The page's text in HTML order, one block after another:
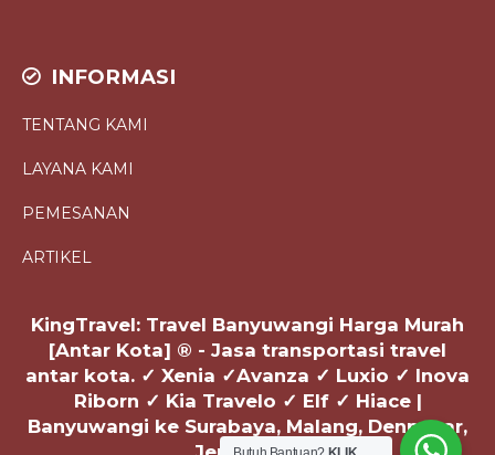
INFORMASI
TENTANG KAMI
LAYANA KAMI
PEMESANAN
ARTIKEL
KingTravel: Travel Banyuwangi Harga Murah
[Antar Kota] ® - Jasa transportasi travel
antar kota. ✓ Xenia ✓Avanza ✓ Luxio ✓ Inova
Riborn ✓ Kia Travelo ✓ Elf ✓ Hiace |
Banyuwangi ke Surabaya, Malang, Denpasar,